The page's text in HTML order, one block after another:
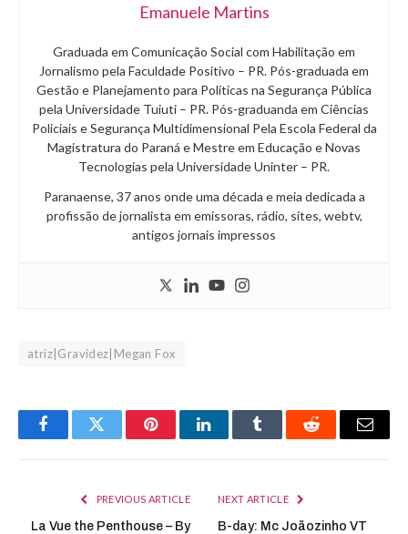
Emanuele Martins
Graduada em Comunicação Social com Habilitação em
Jornalismo pela Faculdade Positivo – PR. Pós-graduada em
Gestão e Planejamento para Políticas na Segurança Pública
pela Universidade Tuiuti – PR. Pós-graduanda em Ciências
Policiais e Segurança Multidimensional Pela Escola Federal da
Magistratura do Paraná e Mestre em Educação e Novas
Tecnologias pela Universidade Uninter – PR.
Paranaense, 37 anos onde uma década e meia dedicada a
profissão de jornalista em emissoras, rádio, sites, webtv,
antigos jornais impressos
atriz|Gravidez|Megan Fox
FacebookTwitter PinterestLinkedInTumblr Reddit Email
PREVIOUS ARTICLE
La Vue the Penthouse – By
NEXT ARTICLE
B-day: Mc Joãozinho VT